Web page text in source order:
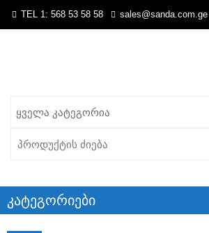
TEL 1: 568 53 58 58 sales@sanda.com.ge
Search
Კატეგორიები